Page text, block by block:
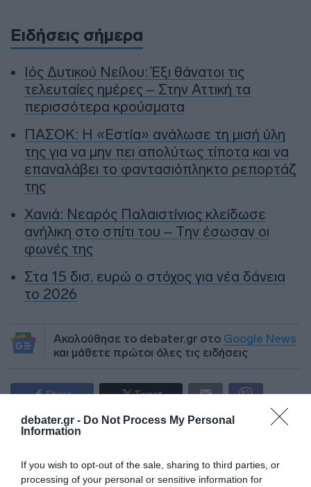
debater.gr - Do Not Process My Personal
Information
If you wish to opt-out of the sale, sharing to third parties, or
processing of your personal or sensitive information for
Ειδήσεις σήμερα
Ιός Δυτικού Νείλου: Έξι θάνατοι τις
τελευταίες ημέρες – Στην Αττική τα
περισσότερα κρούσματα
ΠΑΣΟΚ: Η «Εστία» ανάλωσε τη μισή ύλη
της για να μην πει απολύτως τίποτα και να
επαναλάβει το φαντασιόπληκτο ρεπορτάζ
της
Χανιά: Νεαρός Παλαιστίνιος κλείδωσε
ανήλικη στο σπίτι του – Την έσωσαν οι
φωνές της
Στα 15 δισ. ευρώ ο στόχος για νέα δάνεια
το 2026
Ακολούθησε το debater.gr στο Google News
και μάθετε πρώτοι όλες τις ειδήσεις
Share Tweet
ΟΛΥΜΠΙΑΚΟΣ
ΔΙΑΦΗΜΙΣΗ